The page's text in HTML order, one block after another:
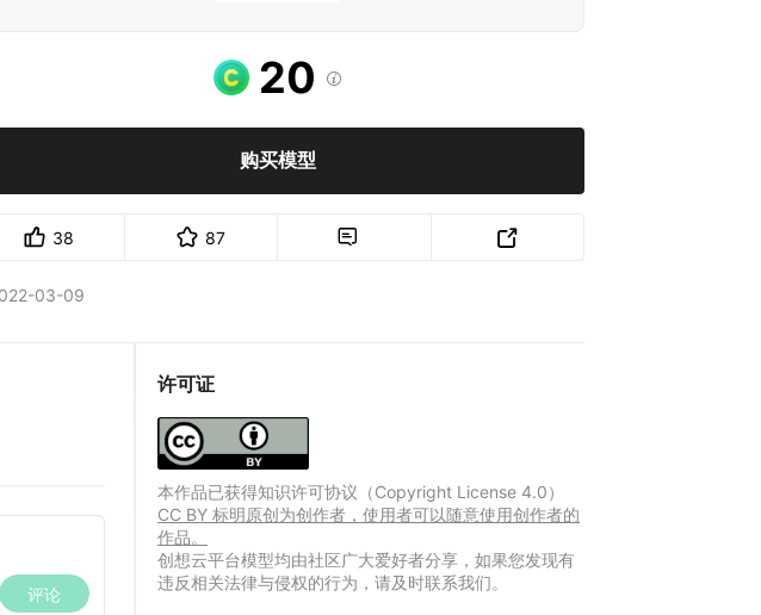
20 
购买模型
38 87  
03-09
许可证
本作品已获得知识许可协议（Copyright License 4.0）
CC BY 标明原创为创作者，使用者可以随意使用创作者的
作品。
创想云平台模型均由社区广大爱好者分享，如果您发现有
违反相关法律与侵权的行为，请及时联系我们。